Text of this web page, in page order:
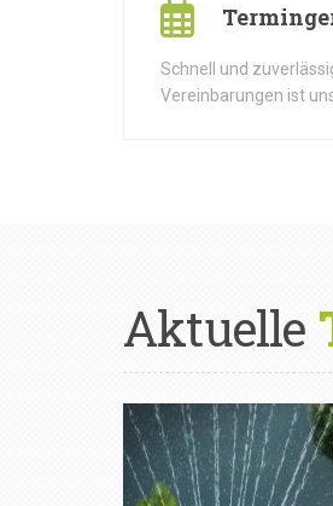
Schnell und
Vereinbarungen ist
Aktuelle